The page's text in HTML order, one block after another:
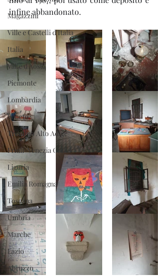
Magazzini
Ville e Castelli d'Italia
Italia
Valle d'Aosta
Piemonte
Lombardia
Veneto
Trentino Alto Adige
Friuli-Venezia Giulia
Liguria
Emilia Romagna
Toscana
Umbria
Marche
Lazio
Abruzzo
infine abbandonato.